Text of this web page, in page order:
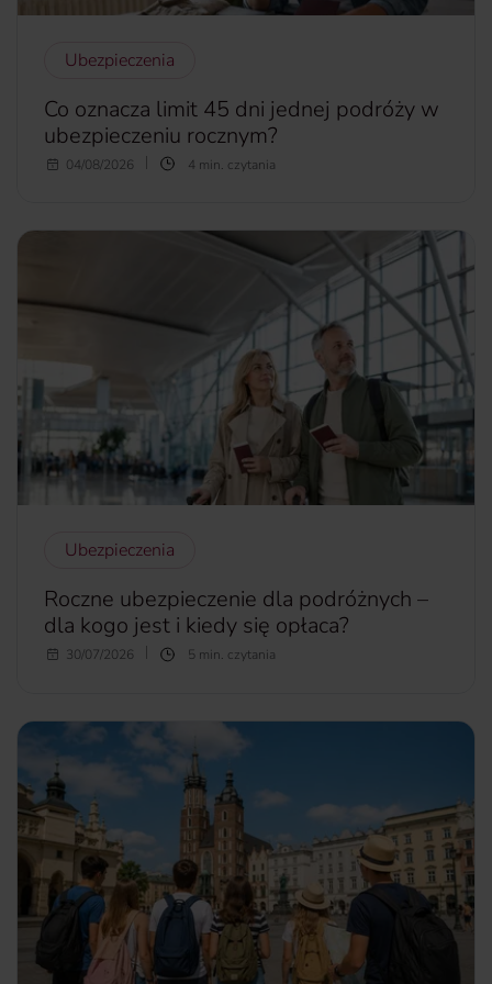
Ubezpieczenia
Co oznacza limit 45 dni jednej podróży w
ubezpieczeniu rocznym?
Każde ubezpieczenie ma swoje ograniczenia i limity. Warto
ubezpieczenia mamy do czynienia z limitem jednorazowej
podróży. Co dokładnie oznacza ten zapis w
więcej...
04/08/2026 4 min. czytania
Ubezpieczenia
Roczne ubezpieczenie dla podróżnych –
dla kogo jest i kiedy się opłaca?
Często podróżujesz? Masz dosyć tego, żeby przy każdej
czasu na to, by się ubezpieczyć? Sprawdź, czyroczne
ubezpieczenie turystyczne
więcej...
30/07/2026 5 min. czytania